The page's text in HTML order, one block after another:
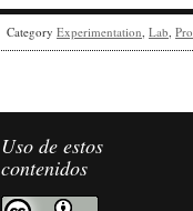
Category Experimentation, Lab,
Uso de estos
contenidos